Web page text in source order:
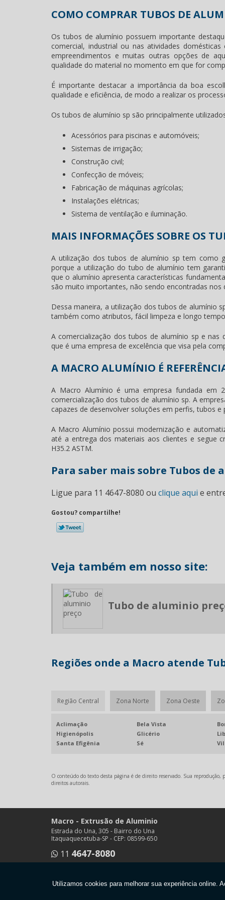
COMO COMPRAR TUBOS DE
Os tubos de alumínio possuem importante
comercial, industrial ou nas atividades
empreendimentos e muitas outras opções de
qualidade do material no momento em que for
É importante destacar a importância da boa
qualidade e eficiência, de modo a realizar os
Ostubos de alumínio sp são principalmente
Acessórios para piscinas e automóveis;
Sistemas de irrigação;
Construção civil;
Confecção de móveis;
Fabricação de máquinas agrícolas;
Instalações elétricas;
Sistema de ventilação e iluminação.
MAIS INFORMAÇÕES SOBRE OS
A utilização dostubos de alumínio sp tem como
porque a utilização do tubo de alumínio tem
que o alumínio apresenta características
são muito importantes, não sendo encontradas nos
Dessa maneira, a utilização dostubos de alumínio
também como atributos, fácil limpeza e longo
A comercialização dostubos de alumínio sp e nas
que é uma empresa de excelência que visa pela
A MACRO ALUMÍNIO É
A Macro Alumínio é uma empresa fundada em
comercialização dostubos de alumínio sp. A
capazes de desenvolver soluções em perfis, tubos e
A Macro Alumínio possui modernização e
até a entrega dos materiais aos clientes e segue
H35.2 ASTM.
Para saber mais sobre Tubos de
Ligue para 11 4647-8080 ou clique aqui e
Gostou? compartilhe!
Veja também em nosso site:
Tubo de aluminio
Regiões onde a Macro atende
Região Central Zona Norte Zona Oeste
Aclimação Bela Vista
Higienópolis
Glicério
Santa Efigênia
Sé
O conteúdo do texto desta página é de direito reservado. Sua
direitos autorais
Macro - Extrusão de Aluminio
Estrada do Una, 305 - Bairro do Una
Itaquaquecetuba-SP - CEP: 08599-650
11 4647-8080
4644-1931